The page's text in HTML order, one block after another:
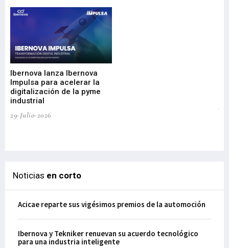
Ibernova lanza Ibernova
Impulsa para acelerar la
digitalización de la pyme
industrial
29-Julio-2026
Noticias en corto
Acicae reparte sus vigésimos premios de la automoción
Ibernova y Tekniker renuevan su acuerdo tecnológico
para una industria inteligente